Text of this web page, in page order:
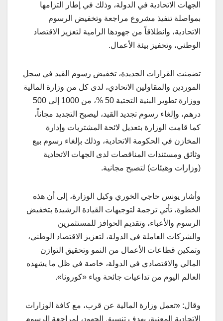
الجهات الاتحادية في الدولة، وذلك في إطار التزامها
بمواصلة تنفيذ مشروع مراجعة وتخفيض الرسوم
الاتحادية، وانطلاقاً من جهودها الرامية لتعزيز الاقتصاد
الوطني، وتحفيز بيئة الأعمال.
تضمنت القرارات الجديدة، تخفيض رسوم القيد في سجل
الموردين والمقاولين الاتحادي، لدى كل من وزارة المالية
ووزارة تطوير البنية التحتية 50 %، من 1000 إلى 500
درهم، وإلغاء رسوم تجديد القيد، ليصبح التجديد مجاناً،
كما قامت الوزارة بتعديل لائحة المشتريات وإدارة
المخازن في الحكومة الاتحادية، وذلك بإلغاء رسوم بيع
وثائق ومستندات المناقصات لدى الجهات الاتحادية
(وزارات وهيئات) لتصبح مجانية.
وأشار يونس حاجي الخوري وكيل الوزارة، إلى أن هذه
الخطوة، تأتي ترجمة لتوجيهات القيادة الرشيدة بتخفيض
الرسوم والأعباء، وتقديم الحوافز للمستثمرين
والشركات العاملة في الدولة، لتعزيز الاقتصاد الوطني،
وتمكين قطاعات الأعمال من النمو وتحقيق التوازن
المالي والاقتصادي في الدولة، خاصة في ظل ما يشهده
العالم اليوم من تداعيات جائحة وباء «كورونا».
وقال: «تعمل وزارة المالية عن قرب، مع كافة الوزارات
الاتحادية المعنية، بهدف تنسيق الجهود، لمراجعة الرسوم